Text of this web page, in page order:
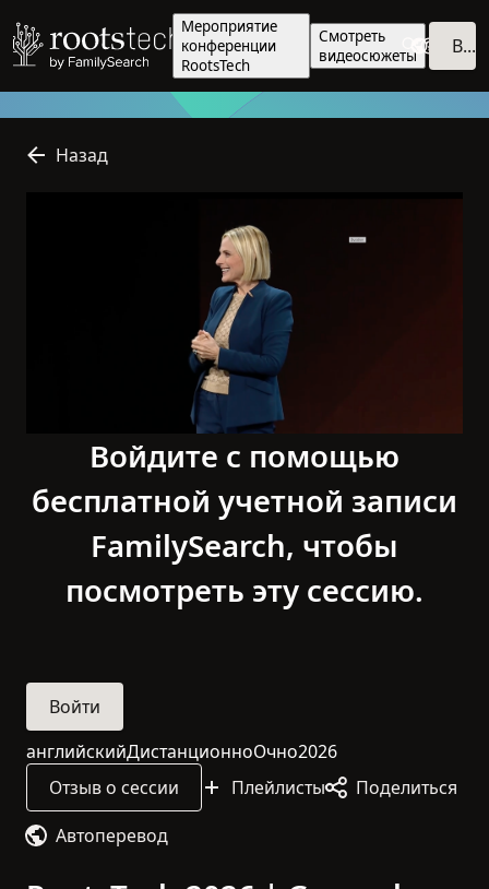
Мероприятие
конференции
RootsTech
Смотреть
видеосюжеты
Войти
Назад
Войдите с помощью
бесплатной учетной записи
FamilySearch, чтобы
посмотреть эту сессию.
Войти
английский
Язык этой сессии: английский
Дистанционно
Эта сессия проводится онлайн
Очно
Эта сессия проводится в
2026
Отзыв о сессии Плейлисты
Поделиться
Автоперевод